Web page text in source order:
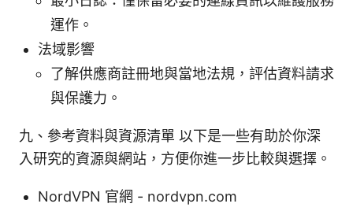
運作。
法域影響
了解供應商註冊地與當地法規，評估資料請求
與保護力。
九、參考資料與資源清單 以下是一些有助於你深
入研究的資源與網站，方便你進一步比較與選擇。
NordVPN 官網 - nordvpn.com